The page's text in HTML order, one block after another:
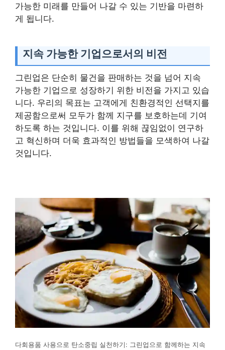
가능한 미래를 만들어 나갈 수 있는 기반을 마련하
게 됩니다.
지속 가능한 기업으로서의 비전
그린업은 단순히 물건을 판매하는 것을 넘어 지속
가능한 기업으로 성장하기 위한 비전을 가지고 있습
니다. 우리의 목표는 고객에게 친환경적인 선택지를
제공함으로써 모두가 함께 지구를 보호하는데 기여
하도록 하는 것입니다. 이를 위해 끊임없이 연구하
고 혁신하며 더욱 효과적인 방법들을 모색하여 나갈
것입니다.
다회용품 사용으로 탄소중립 실천하기: 그린업으로 함께하는 지속